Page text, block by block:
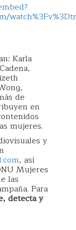
Karla
de
en
mujeres.
y
, así
Mujeres
las
Para
detecta y